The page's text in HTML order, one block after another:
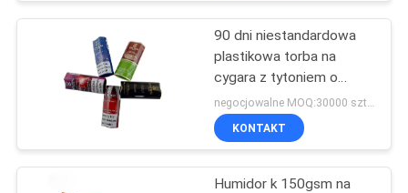
FABRYCE
KONTROLA
JAKOŚCI
SITEMAP
Torby izolowane na
gorąco i zimno
90 dni niestandardowa
plastikowa torba na
cygara z tytoniem o
grubości 40-150 g / m2
KONTAKT
Humidor k 150gsm na